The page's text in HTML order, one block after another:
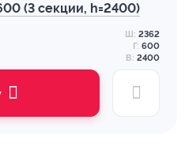
(3 секции, h=2400)
Ш: 2362
Г: 600
В: 2400